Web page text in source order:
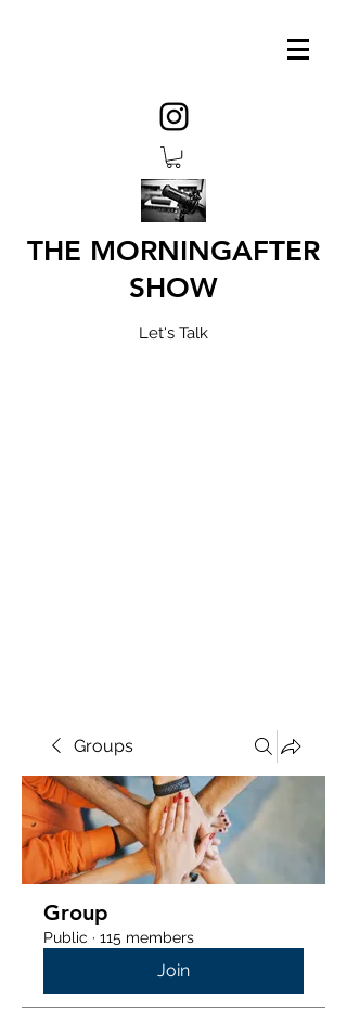
THE MORNINGAFTER
SHOW
Let's Talk
Groups
Group
Public · 115 members
Join